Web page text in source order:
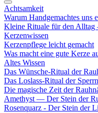
Achtsamkeit
Warum Handgemachtes uns
Kleine Rituale für den Alltag
Kerzenwissen
Kerzenpflege leicht gemacht
Was macht eine gute Kerze
Altes Wissen
Das Wünsche-Ritual der
Das Loslass-Ritual der
Die magische Zeit der
Amethyst — Der Stein der
Rosenquarz - Der Stein der